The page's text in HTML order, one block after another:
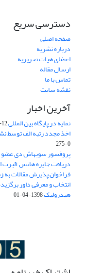
دسترسی سریع
صفحه اصلی
درباره نشریه
اعضای هیات تحریریه
ارسال مقاله
تماس با ما
نقشه سایت
آخرین اخبار
نمایه در پایگاه بین المللی DOAJ
اخذ مجدد رتبه الف توسط
0-275
پروفسور سوبهاش دی عضو
دریافت جایزه هانس آلبرت
فراخوان پذیرش مقالات به
انتخاب و معرفی داور
هیدرولیک1398-04-01